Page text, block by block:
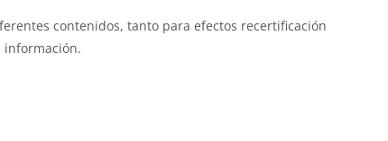
contenidos, tanto para efectos recertificación
información.